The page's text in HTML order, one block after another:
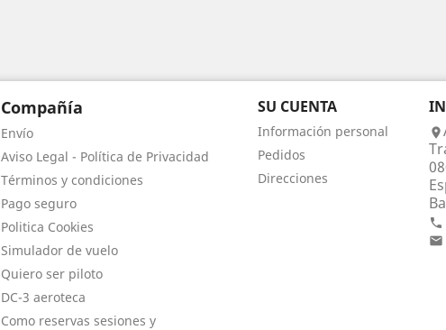
Compañía
Envío
Aviso Legal - Política de Privacidad
Términos y condiciones
Pago seguro
Politica Cookies
Simulador de vuelo
Quiero ser piloto
DC-3 aeroteca
Como reservas sesiones y
SU CUENTA
Información personal
Pedidos
Direcciones


